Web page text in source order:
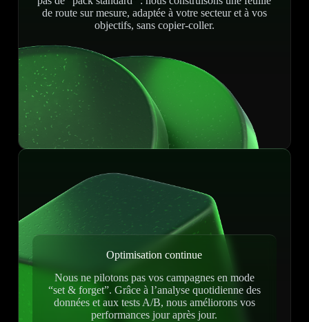
de route sur mesure, adaptée à votre secteur et à vos
objectifs, sans copier-coller.
Optimisation continue
Nous ne pilotons pas vos campagnes en mode
“set & forget”. Grâce à l’analyse quotidienne des
données et aux tests A/B, nous améliorons vos
performances jour après jour.